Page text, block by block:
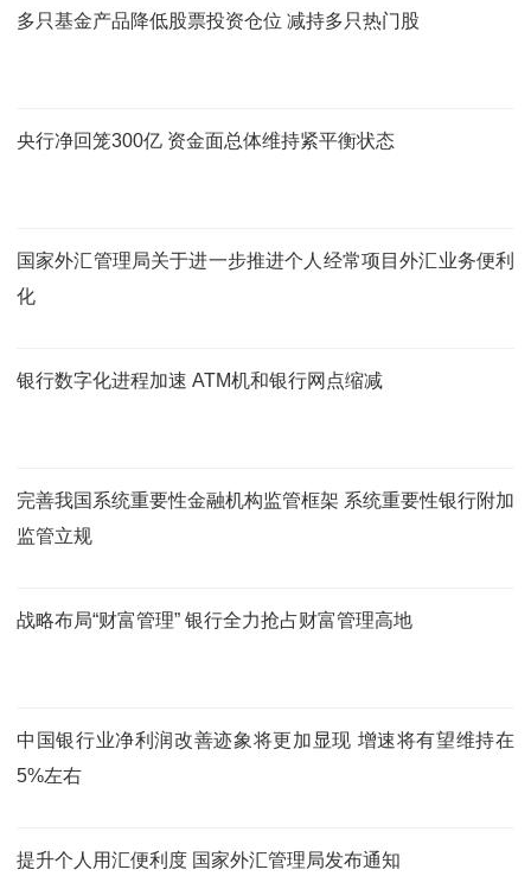
多只基金产品降低股票投资仓位 减持多只热门股
央行净回笼300亿 资金面总体维持紧平衡状态
国家外汇管理局关于进一步推进个人经常项目外汇业务便利
化
银行数字化进程加速 ATM机和银行网点缩减
完善我国系统重要性金融机构监管框架 系统重要性银行附加
监管立规
战略布局“财富管理” 银行全力抢占财富管理高地
中国银行业净利润改善迹象将更加显现 增速将有望维持在
5%左右
提升个人用汇便利度 国家外汇管理局发布通知